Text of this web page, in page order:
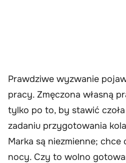
Prawdziwe wyzwanie
pracy. Zmęczona własną
tylko po to, by stawić
zadaniu przygotowania
Marka są niezmienne; chce
nocy. Czy to wolno